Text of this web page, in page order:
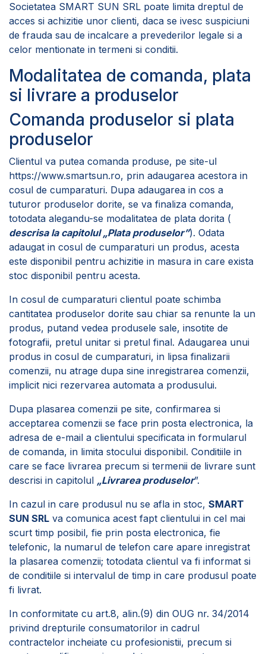
Societatea SMART SUN SRL poate limita dreptul de
acces si achizitie unor clienti, daca se ivesc suspiciuni
de frauda sau de incalcare a prevederilor legale si a
celor mentionate in termeni si conditii.
Modalitatea de comanda, plata
si livrare a produselor
Comanda produselor si plata
produselor
Clientul va putea comanda produse, pe site-ul
https://www.smartsun.ro, prin adaugarea acestora in
cosul de cumparaturi. Dupa adaugarea in cos a
tuturor produselor dorite, se va finaliza comanda,
totodata alegandu-se modalitatea de plata dorita (
descrisa la capitolul „Plata produselor”). Odata
adaugat in cosul de cumparaturi un produs, acesta
este disponibil pentru achizitie in masura in care exista
stoc disponibil pentru acesta.
In cosul de cumparaturi clientul poate schimba
cantitatea produselor dorite sau chiar sa renunte la un
produs, putand vedea produsele sale, insotite de
fotografii, pretul unitar si pretul final. Adaugarea unui
produs in cosul de cumparaturi, in lipsa finalizarii
comenzii, nu atrage dupa sine inregistrarea comenzii,
implicit nici rezervarea automata a produsului.
Dupa plasarea comenzii pe site, confirmarea si
acceptarea comenzii se face prin posta electronica, la
adresa de e-mail a clientului specificata in formularul
de comanda, in limita stocului disponibil. Conditiile in
care se face livrarea precum si termenii de livrare sunt
descrisi in capitolul „Livrarea produselor”.
In cazul in care produsul nu se afla in stoc, SMART
SUN SRL va comunica acest fapt clientului in cel mai
scurt timp posibil, fie prin posta electronica, fie
telefonic, la numarul de telefon care apare inregistrat
la plasarea comenzii; totodata clientul va fi informat si
de conditiile si intervalul de timp in care produsul poate
fi livrat.
In conformitate cu art.8, alin.(9) din OUG nr. 34/2014
privind drepturile consumatorilor in cadrul
contractelor incheiate cu profesionistii, precum si